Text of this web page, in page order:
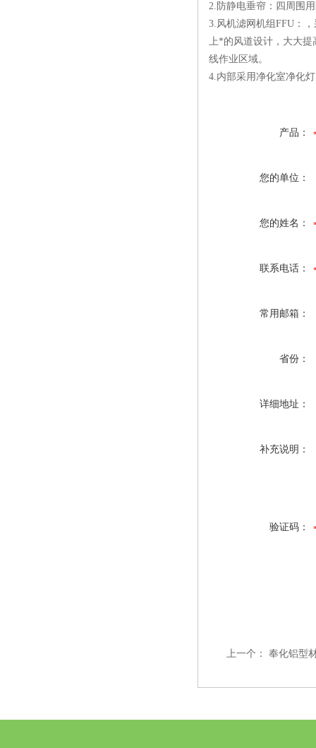
2.防静电垂帘：四周围
3.风机滤网机组FFU：
上*的风道设计，大大提
线作业区域。
4.内部采用净化室净化
产品：
您的单位：
您的姓名：
联系电话：
常用邮箱：
省份：
详细地址：
补充说明：
验证码：
上一个： 奉化铝型